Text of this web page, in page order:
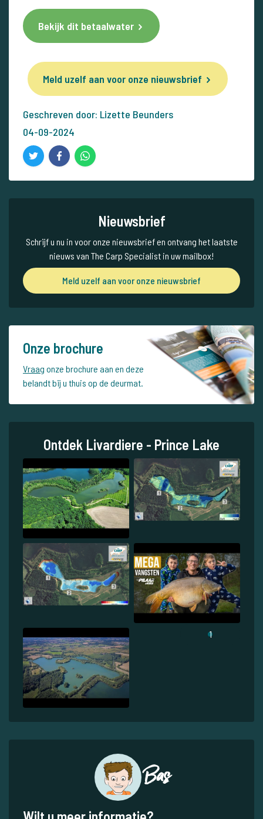
Bekijk dit betaalwater
Meld uzelf aan voor onze nieuwsbrief
Geschreven door: Lizette Beunders
04-09-2024
Nieuwsbrief
Schrijf u nu in voor onze nieuwsbrief en ontvang het laatste
nieuws van The Carp Specialist in uw mailbox!
Meld uzelf aan voor onze nieuwsbrief
Onze brochure
Vraag onze brochure aan en deze
belandt bij u thuis op de deurmat.
Ontdek Livardiere - Prince Lake
1
Bas